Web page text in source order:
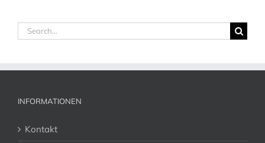
Search
for:
INFORMATIONEN
Kontakt